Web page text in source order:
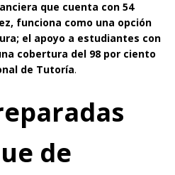
que cuenta con 54
funciona como una opción
el apoyo a estudiantes con
cobertura del 98 por ciento
de Tutoría.
de